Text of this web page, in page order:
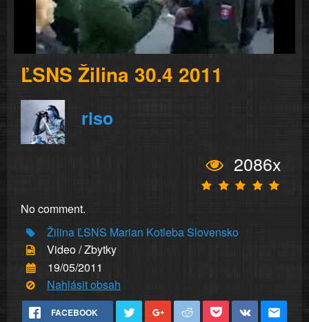
Video
ĽSNS Žilina 30.4 2011
riso
2086x
No comment.
Žilina ĽSNS Marian KotlebaSlovensko
Video / Zbytky
19/05/2011
Nahlásit obsah
FACEBOOK